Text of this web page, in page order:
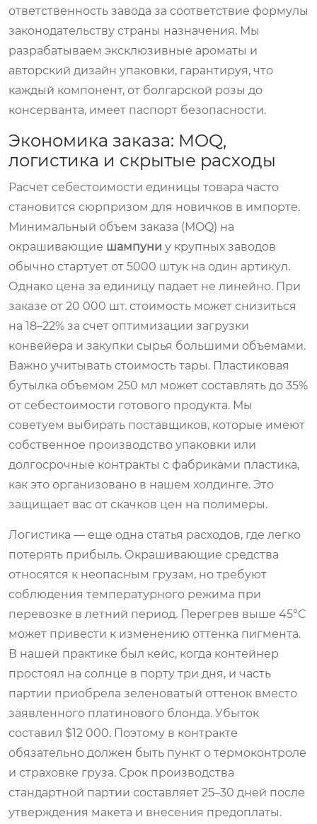
ответственность завода за соответствие формулы
законодательству страны назначения. Мы
разрабатываем эксклюзивные ароматы и
авторский дизайн упаковки, гарантируя, что
каждый компонент, от болгарской розы до
консерванта, имеет паспорт безопасности.
Экономика заказа: MOQ,
логистика и скрытые расходы
Расчет себестоимости единицы товара часто
становится сюрпризом для новичков в импорте.
Минимальный объем заказа (MOQ) на
окрашивающие шампуни у крупных заводов
обычно стартует от 5000 штук на один артикул.
Однако цена за единицу падает не линейно. При
заказе от 20 000 шт. стоимость может снизиться
на 18–22% за счет оптимизации загрузки
конвейера и закупки сырья большими объемами.
Важно учитывать стоимость тары. Пластиковая
бутылка объемом 250 мл может составлять до 35%
от себестоимости готового продукта. Мы
советуем выбирать поставщиков, которые имеют
собственное производство упаковки или
долгосрочные контракты с фабриками пластика,
как это организовано в нашем холдинге. Это
защищает вас от скачков цен на полимеры.
Логистика — еще одна статья расходов, где легко
потерять прибыль. Окрашивающие средства
относятся к неопасным грузам, но требуют
соблюдения температурного режима при
перевозке в летний период. Перегрев выше 45°C
может привести к изменению оттенка пигмента.
В нашей практике был кейс, когда контейнер
простоял на солнце в порту три дня, и часть
партии приобрела зеленоватый оттенок вместо
заявленного платинового блонда. Убыток
составил $12 000. Поэтому в контракте
обязательно должен быть пункт о термоконтроле
и страховке груза. Срок производства
стандартной партии составляет 25–30 дней после
утверждения макета и внесения предоплаты.